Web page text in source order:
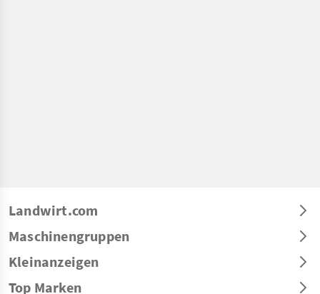
Landwirt.com
Maschinengruppen
Kleinanzeigen
Top Marken